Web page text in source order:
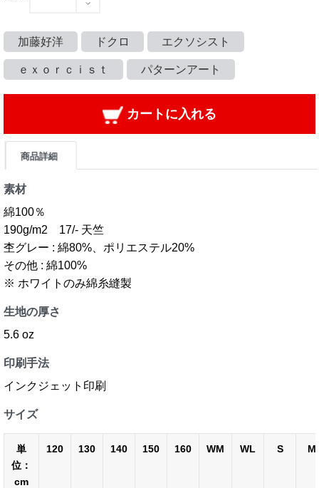
加藤好洋 ドクロ エクソシスト
ｅｘｏｒｃｉｓｔ パターンアート
カートに入れる
商品詳細
素材
綿100％
190g/m2 17/- 天竺
杢グレー : 綿80%、ポリエステル20%
その他 : 綿100%
※ ホワイトのみ綿糸縫製
生地の厚さ
5.6 oz
印刷手法
インクジェット印刷
サイズ
単
位：
cm
120 130 140 150 160 WM WL S M